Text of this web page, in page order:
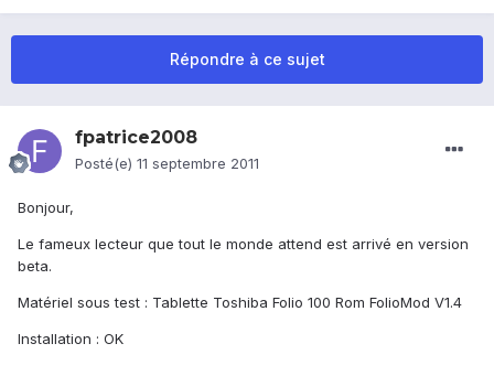
Répondre à ce sujet
fpatrice2008
Posté(e) 11 septembre 2011
Bonjour,
Le fameux lecteur que tout le monde attend est arrivé en version
beta.
Matériel sous test : Tablette Toshiba Folio 100 Rom FolioMod V1.4
Installation : OK